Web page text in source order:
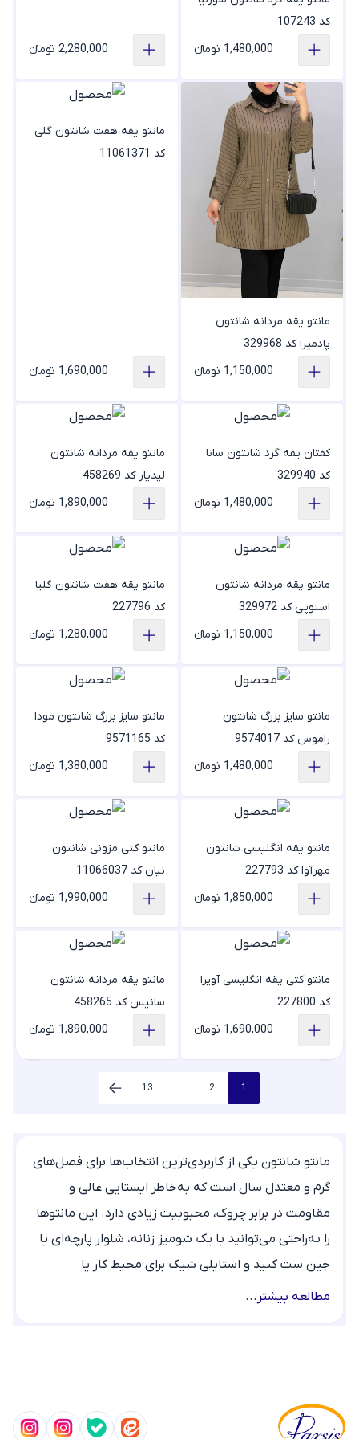
کد 107243
1,480,000 تومانء
2,280,000 تومانء
مانتو یقه مردانه شانتون
پادمیرا کد 329968
1,150,000 تومانء
مانتو یقه هفت شانتون گلی
کد 11061371
1,690,000 تومانء
کفتان یقه گرد شانتون سانا
کد 329940
1,480,000 تومانء
مانتو یقه مردانه شانتون
لیدیار کد 458269
1,890,000 تومانء
مانتو یقه مردانه شانتون
اسنوپی کد 329972
1,150,000 تومانء
مانتو یقه هفت شانتون گلیا
کد 227796
1,280,000 تومانء
مانتو سایز بزرگ شانتون
راموس کد 9574017
1,480,000 تومانء
مانتو سایز بزرگ شانتون مودا
کد 9571165
1,380,000 تومانء
مانتو یقه انگلیسی شانتون
مهرآوا کد 227793
1,850,000 تومانء
مانتو کتی مزونی شانتون
نیان کد 11066037
1,990,000 تومانء
مانتو کتی یقه انگلیسی آویرا
کد 227800
1,690,000 تومانء
مانتو یقه مردانه شانتون
سانیس کد 458265
1,890,000 تومانء
1
2
...
13
مانتو شانتون یکی از کاربردی‌ترین انتخاب‌ها برای فصل‌های
گرم و معتدل سال است که به‌خاطر ایستایی عالی و
مقاومت در برابر چروک، محبوبیت زیادی دارد. این مانتوها
را به‌راحتی می‌توانید با یک شومیز زنانه، شلوار پارچه‌ای یا
جین ست کنید و استایلی شیک برای محیط کار یا
دورهمی‌های روزانه بسازید. در ادامه، مدل‌های جدید
انتخاب باز می‌گذارد:
مطالعه بیشتر...